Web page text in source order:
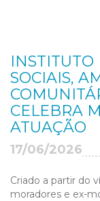
INSTITUTO
SOCIAIS,
CELEBRA
ATUAÇÃO
17/06/2026
Criado a partir do
moradores e ex-